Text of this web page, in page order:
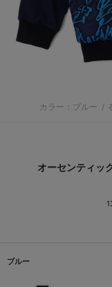
カラー：ブルー /
オーセンティッ
ブルー